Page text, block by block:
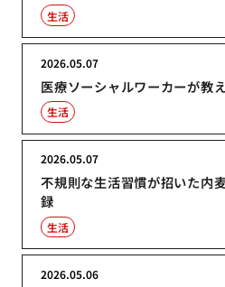
生活
医療ソーシャルワーカーが教
2026.05.07
生活
不規則な生活習慣が招いた内
録
2026.05.07
生活
2026.05.06